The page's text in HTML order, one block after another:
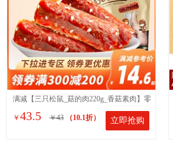
满减【三只松鼠_菇的肉220g_香菇素肉】零
食特产麻辣味即食菌菇类
￥ 43.5 ￥43 （10.1折） 立即抢购